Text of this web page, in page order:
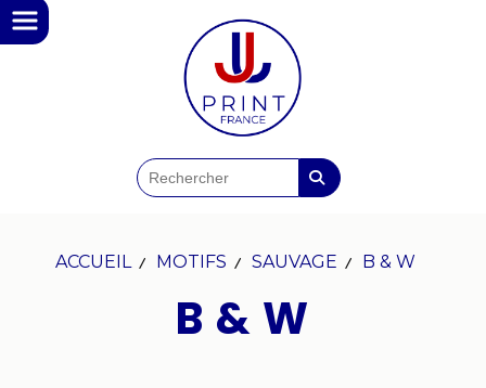
ACCUEIL MOTIFS SAUVAGE B & W
B & W